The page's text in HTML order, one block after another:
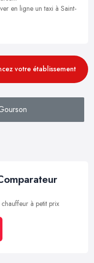
en ligne un taxi à Saint-
votre établissement
à petit prix